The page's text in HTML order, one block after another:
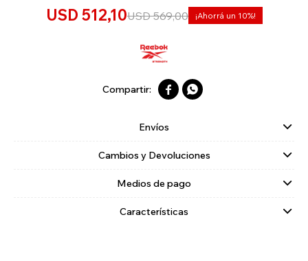
USD 512,10USD 569,00 10
 
Envíos
Cambios y Devoluciones
Medios de pago
Características